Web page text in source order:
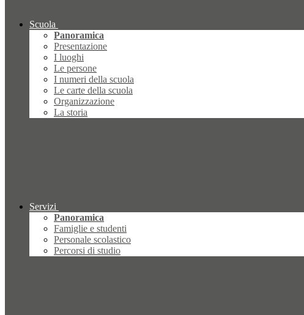
Scuola
Panoramica
Presentazione
I luoghi
Le persone
I numeri della scuola
Le carte della scuola
Organizzazione
La storia
Servizi
Panoramica
Famiglie e studenti
Personale scolastico
Percorsi di studio